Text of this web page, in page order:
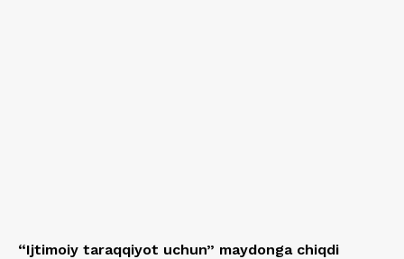
“Ijtimoiy taraqqiyot uchun” maydonga chiqdi